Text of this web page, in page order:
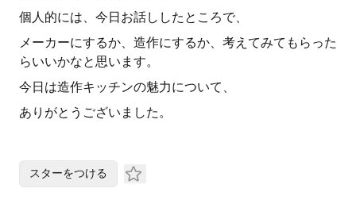
個人的には、今日お話ししたところで、
メーカーにするか、造作にするか、考えてみてもらった
らいいかなと思います。
今日は造作キッチンの魅力について、
ありがとうございました。
スターをつける